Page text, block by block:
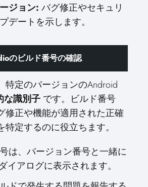
ジョン: バグ修正やセキュリ
デートを示します。
のビルド番号の確認
特定のバージョンのAndroid
な識別子 です。ビルド番号
修正や機能が適用された正確
定するのに役立ちます。
は、バージョン番号と一緒に
ダイアログに表示されます。